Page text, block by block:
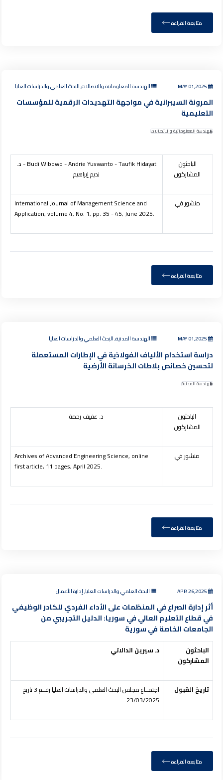
متابعة القراءة
الهندسة المعلوماتية والاتصالات, البحث العلمي والدراسات العليا
المرونة السيبرانية في مواجهة التهديدات الرقمية للمؤسسات
التعليمية
الهندسة المعلوماتية والاتصالات
الباحثون
المشاركون
Budi Wibowo - Andrie Yuswanto - Taufik Hidayat- د.
نديم إبراهيم
منشور في
International Journal of Management Science and
Application, volume 4, No. 1, pp. 35 - 45, June 2025.
متابعة القراءة
الهندسة المدنية, البحث العلمي والدراسات العليا
دراسة استخدام الألياف الفولاذية في الإطارات المستعملة
لتحسين خصائص بلاطات الخرسانة الأرضية
الهندسة المدنية
الباحثون
المشاركون
د. عفيف رحمة
منشور في
Archives of Advanced Engineering Science, online
first article, 11 pages, April 2025.
متابعة القراءة
البحث العلمي والدراسات العليا, إدارة الأعمال
أثر إدارة الصراع في المنظمات على الأداء الفردي للكادر الوظيفي
في قطاع التعليم العالي في سوريا: الدليل التجريبي من
الجامعات الخاصة في سورية
الباحثون
المشاركون
د. سيرين الدالاتي
تاريخ القبول
اجتمــاع مجلس البحث العلمي والدراسات العليا رقــم 3 تاريخ
23/03/2025
متابعة القراءة